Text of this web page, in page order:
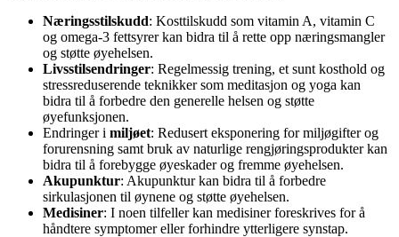
Næringsstilskudd: Kosttilskudd som vitamin A, vitamin C
og omega-3 fettsyrer kan bidra til å rette opp næringsmangler
og støtte øyehelsen.
Livsstilsendringer: Regelmessig trening, et sunt kosthold og
stressreduserende teknikker som meditasjon og yoga kan
bidra til å forbedre den generelle helsen og støtte
øyefunksjonen.
Endringer i miljøet: Redusert eksponering for miljøgifter og
forurensning samt bruk av naturlige rengjøringsprodukter kan
bidra til å forebygge øyeskader og fremme øyehelsen.
Akupunktur: Akupunktur kan bidra til å forbedre
sirkulasjonen til øynene og støtte øyehelsen.
Medisiner: I noen tilfeller kan medisiner foreskrives for å
håndtere symptomer eller forhindre ytterligere synstap.